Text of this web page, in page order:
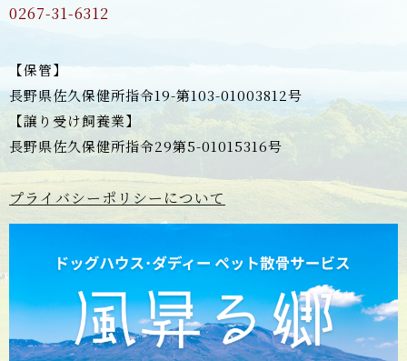
0267-31-6312
【保管】
長野県佐久保健所指令19-第103-01003812号
【譲り受け飼養業】
長野県佐久保健所指令29第5-01015316号
プライバシーポリシーについて